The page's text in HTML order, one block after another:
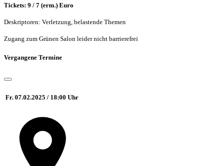
Tickets: 9 / 7 (erm.) Euro
Deskriptoren: Verletzung, belastende Themen
Zugang zum Grünen Salon leider nicht barrierefrei
Vergangene Termine
Fr. 07.02.2025 / 18:00 Uhr